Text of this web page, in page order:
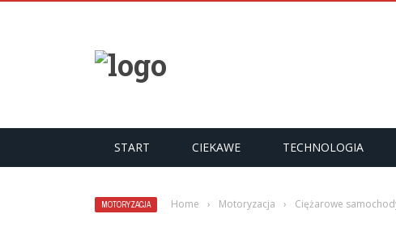
START CIEKAWE TECHNOLOGIA
MOTORYZACJA Home › Motoryzacja › Ciężarowe